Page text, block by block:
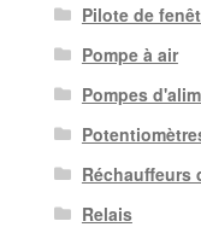
Pilote de
Pompe à air
Pompes
Réchauffeurs
Relais